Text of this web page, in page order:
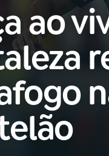
ao